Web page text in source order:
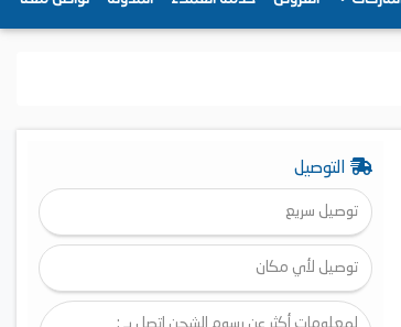
التوصيل
توصيل سريع
توصيل لأي مكان
لمعلومات أكثر عن رسوم الشحن اتصل بـ :